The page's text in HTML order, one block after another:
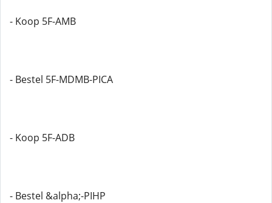
- Koop 5F-AMB
- Bestel 5F-MDMB-PICA
- Koop 5F-ADB
- Bestel &alpha;-PIHP